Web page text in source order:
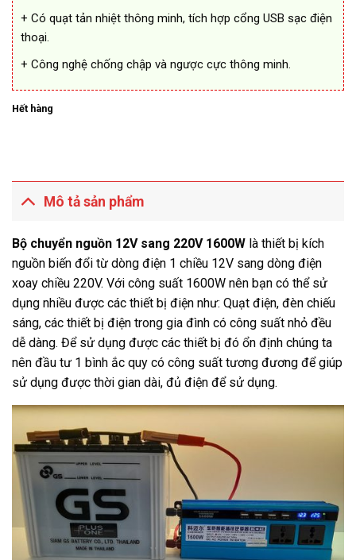
+ Có quạt tản nhiệt thông minh, tích hợp cổng USB sạc điện
thoại.
+ Công nghệ chống chập và ngược cực thông minh.
Hết hàng
Mô tả sản phẩm
Bộ chuyển nguồn 12V sang 220V 1600W là thiết bị kích
nguồn biến đổi từ dòng điện 1 chiều 12V sang dòng điện
xoay chiều 220V. Với công suất 1600W nên bạn có thể sử
dụng nhiều được các thiết bị điện như: Quạt điện, đèn chiếu
sáng, các thiết bị điện trong gia đình có công suất nhỏ đều
dễ dàng. Để sử dụng được các thiết bị đó ổn định chúng ta
nên đầu tư 1 bình ắc quy có công suất tương đương để giúp
sử dụng được thời gian dài, đủ điện để sử dụng.